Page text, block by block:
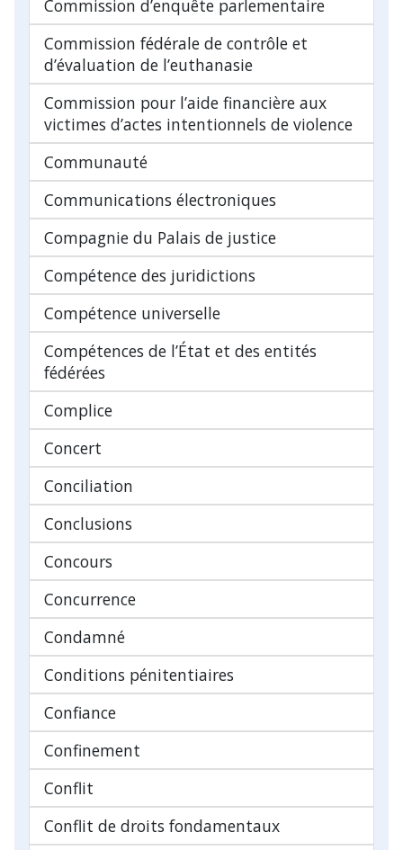
Commission d’enquête parlementaire
Commission fédérale de contrôle et
d’évaluation de l’euthanasie
Commission pour l’aide financière aux
victimes d’actes intentionnels de violence
Communauté
Communications électroniques
Compagnie du Palais de justice
Compétence des juridictions
Compétence universelle
Compétences de l’État et des entités
fédérées
Complice
Concert
Conciliation
Conclusions
Concours
Concurrence
Condamné
Conditions pénitentiaires
Confiance
Confinement
Conflit
Conflit de droits fondamentaux